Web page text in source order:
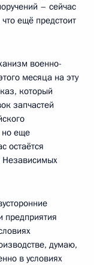
– сейчас
ещё предстоит
военно-
месяца на эту
который
запчастей
но еще
остаётся
Независимых
предприятия
думаю,
в условиях